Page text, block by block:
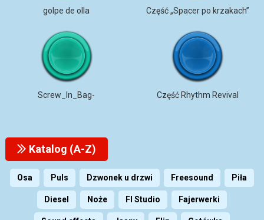
golpe de olla Część „Spacer po krzakach”
Screw_In_Bag- Część Rhythm Revival
Katalog (A-Z)
Osa Puls Dzwonek u drzwi Freesound Piła
Diesel Noże Fl Studio Fajerwerki